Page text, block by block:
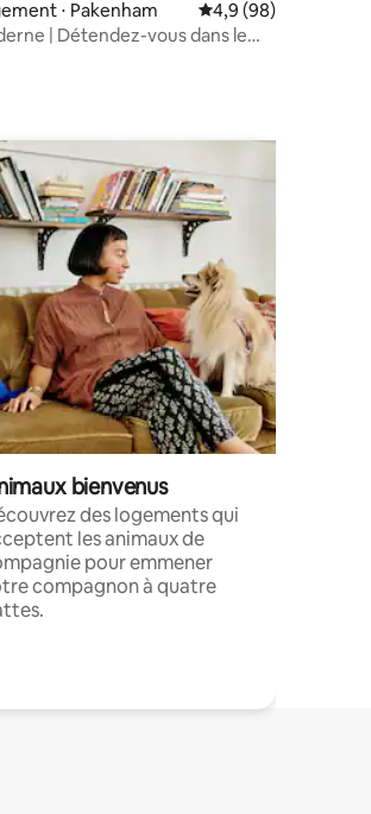
sur la base de 20 commentaires : 4,9 sur 5
⋅ Pakenham Évaluation moyenne
4,9 (98)
| Détendez-vous dans le
Commerces accessibles à pied
bienvenus
des logements qui
les animaux de
pour emmener
compagnon à quatre